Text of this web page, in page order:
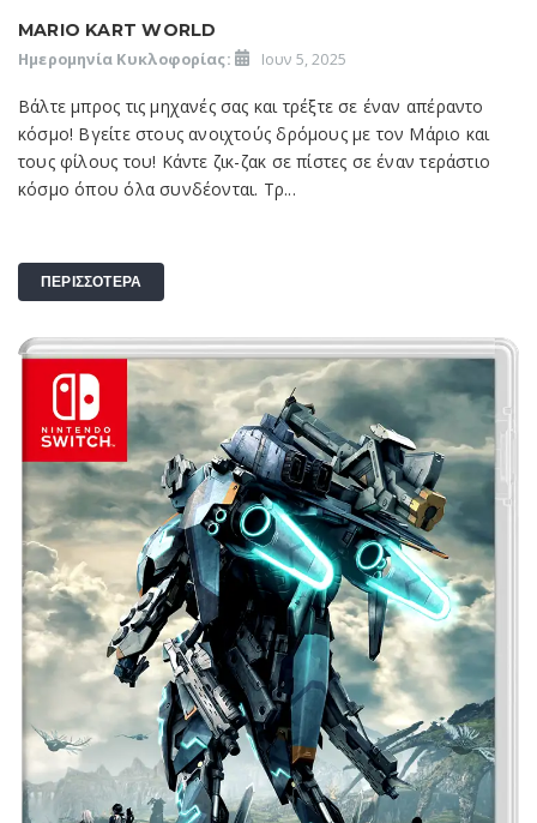
MARIO KART WORLD
Ημερομηνία Κυκλοφορίας: Ιουν 5, 2025
Βάλτε μπρος τις μηχανές σας και τρέξτε σε έναν απέραντο
κόσμο! Βγείτε στους ανοιχτούς δρόμους με τον Μάριο και
τους φίλους του! Κάντε ζικ-ζακ σε πίστες σε έναν τεράστιο
κόσμο όπου όλα συνδέονται. Τρ...
ΠΕΡΙΣΣΟΤΕΡΑ